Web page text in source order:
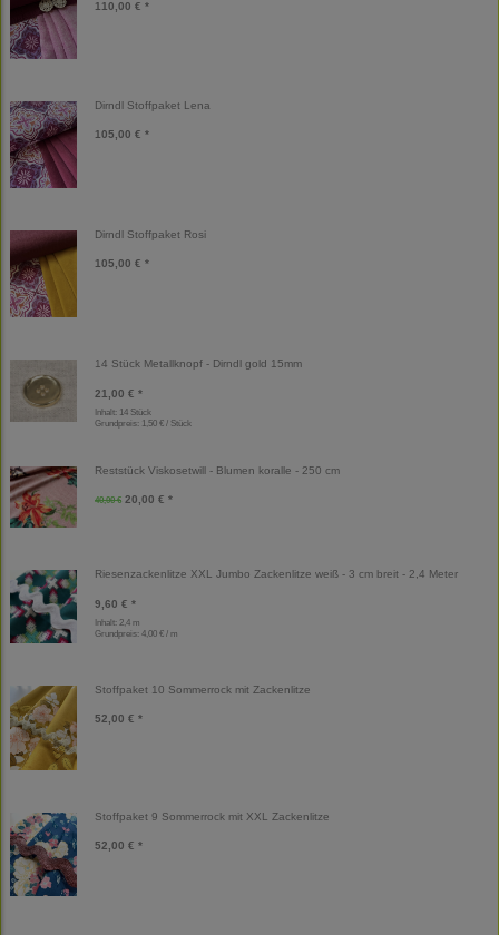
110,00 € *
Dirndl Stoffpaket Lena
105,00 € *
Dirndl Stoffpaket Rosi
105,00 € *
14 Stück Metallknopf - Dirndl gold 15mm
21,00 € *
Inhalt: 14 Stück
Grundpreis: 1,50 € / Stück
Reststück Viskosetwill - Blumen koralle - 250 cm
40,00 € 20,00 € *
Riesenzackenlitze XXL Jumbo Zackenlitze weiß - 3 cm breit - 2,4 Meter
9,60 € *
Inhalt: 2,4 m
Grundpreis: 4,00 € / m
Stoffpaket 10 Sommerrock mit Zackenlitze
52,00 € *
Stoffpaket 9 Sommerrock mit XXL Zackenlitze
52,00 € *